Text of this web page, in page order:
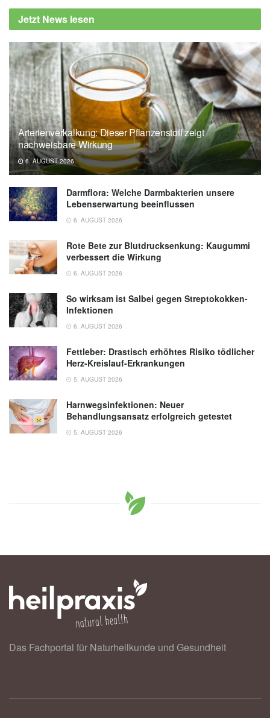
Jetzt News lesen
Arterienverkalkung: Dieser Pflanzenstoff zeigt
nachweisbare Wirkung
6. AUGUST 2026
Darmflora: Welche Darmbakterien unsere
Lebenserwartung beeinflussen
6. AUGUST 2026
Rote Bete zur Blutdrucksenkung: Kaugummi
verbessert die Wirkung
6. AUGUST 2026
So wirksam ist Salbei gegen Streptokokken-
Infektionen
6. AUGUST 2026
Fettleber: Drastisch erhöhtes Risiko tödlicher
Herz-Kreislauf-Erkrankungen
5. AUGUST 2026
Harnwegsinfektionen: Neuer
Behandlungsansatz erfolgreich getestet
5. AUGUST 2026
Das Fachportal für Naturheilkunde und Gesundheit